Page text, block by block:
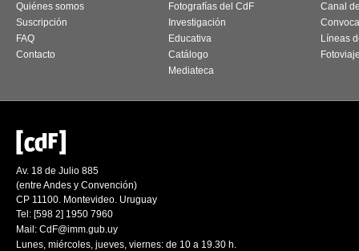
Quiénes somos
Suscripción
FAQ
Contacto
Fotografías del CdF
Investigación
Educativa
Catálogo
Mediateca
Canal
Líneas
Av. 18 de Julio 885
(entre Andes y Convención)
CP 11100. Montevideo. Uruguay
Tel: [598 2] 1950 7960
Mail: CdF@imm.gub.uy
Lunes, miércoles, jueves, viernes: de 10 a 19.30 h.